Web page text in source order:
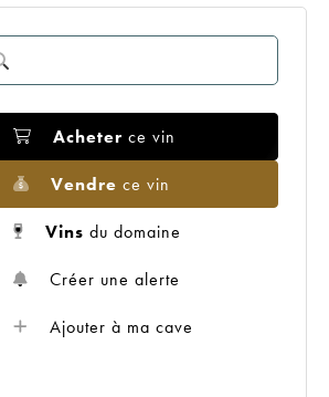
Acheter ce vin
Vendre ce vin
Vins du domaine
Créer une alerte
Ajouter à ma cave